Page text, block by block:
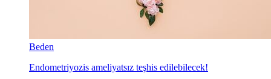
Beden
Endometriyozis ameliyatsız teşhis edilebilecek!